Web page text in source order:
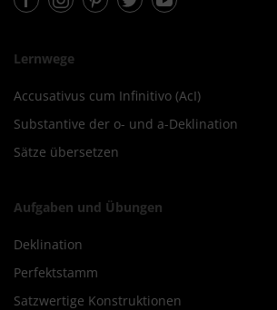
Lernwege
Accusativus cum Infinitivo (AcI)
Substantive der o- und a-Deklination
Sätze übersetzen
Aufgaben und Übungen
Deklination
Perfektstamm
Satzwertige Konstruktionen